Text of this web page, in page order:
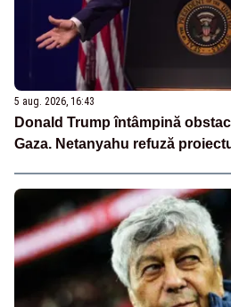
5 aug. 2026, 16:43
Donald Trump întâmpină
Gaza. Netanyahu refuză